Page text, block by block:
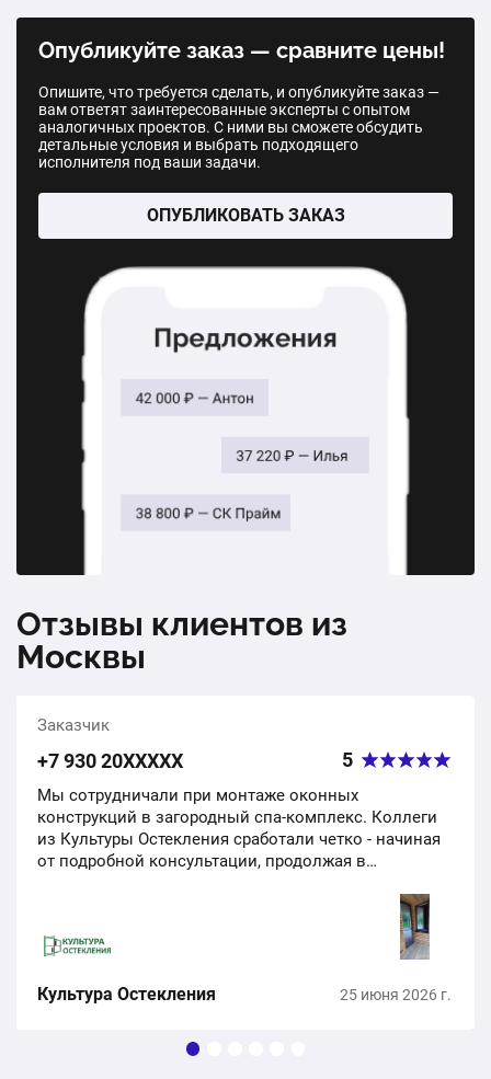
1 шт. 92300 ₽
Отделка стен (пвх панелями), потолка и пола
1 услуга 59800 ₽
Общая стоимость:
Опубликуйте заказ — сравните цены!
Опишите, что требуется сделать, и опубликуйте заказ —
вам ответят заинтересованные эксперты с опытом
аналогичных проектов. С ними вы сможете обсудить
детальные условия и выбрать подходящего
исполнителя под ваши задачи.
ОПУБЛИКОВАТЬ ЗАКАЗ
Отзывы клиентов из
Москвы
Заказчик
+7 930 20ХХХХХ 5
Мы сотрудничали при монтаже оконных
конструкций в загородный спа-комплекс. Коллеги
из Культуры Остекления сработали четко - начиная
от подробной консультации, продолжая в
Культура Остекления 25 июня 2026 г.